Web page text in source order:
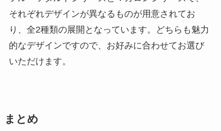
それぞれデザインが異なるものが用意されてお
り、全2種類の展開となっています。どちらも魅力
的なデザインですので、お好みに合わせてお選び
いただけます。
まとめ